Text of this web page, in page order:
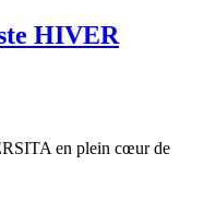
HIVER
en plein cœur de